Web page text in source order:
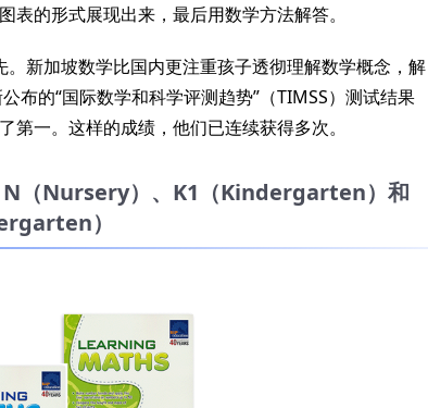
的形式展现出来，最后用数学方法解答。
新加坡数学比国内更注重孩子透彻理解数学概念，解
布的“国际数学和科学评测趋势”（TIMSS）测试结果
一。这样的成绩，他们已连续获得多次。
N（Nursery）、K1（Kindergarten）和
）